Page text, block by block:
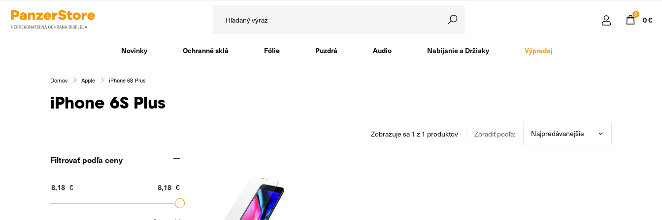
0
0 €
Novinky Ochranné sklá Fólie Puzdrá Audio Nabíjanie a Držiaky Výpredaj
Domov Apple iPhone 6S Plus
iPhone 6S Plus
Filtrovať podľa ceny
€ €
zobrazuje sa 1 z 1 produktov Zoradiť podľa: